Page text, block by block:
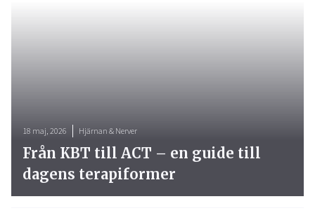
18 maj, 2026 Hjärnan & Nerver
Från KBT till ACT – en guide till
dagens terapiformer